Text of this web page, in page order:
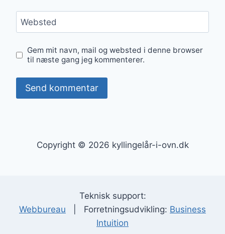
Websted
Gem mit navn, mail og websted i denne browser
til næste gang jeg kommenterer.
Copyright © 2026 kyllingelår-i-ovn.dk
Teknisk support:
Webbureau | Forretningsudvikling: Business
Intuition